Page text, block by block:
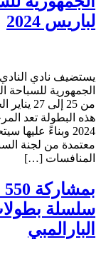
لباريس 2024
يستضيف نادي النادي
الجمهورية للسباحة
من 25
هذه البطولة تعد
2024 وبناءً
معتمدة من لجنة
المنافسات […]
سلسلة
البارالمبي